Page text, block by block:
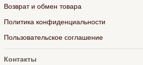
Возврат и обмен товара
Политика конфиденциальности
Пользовательское соглашение
Контакты